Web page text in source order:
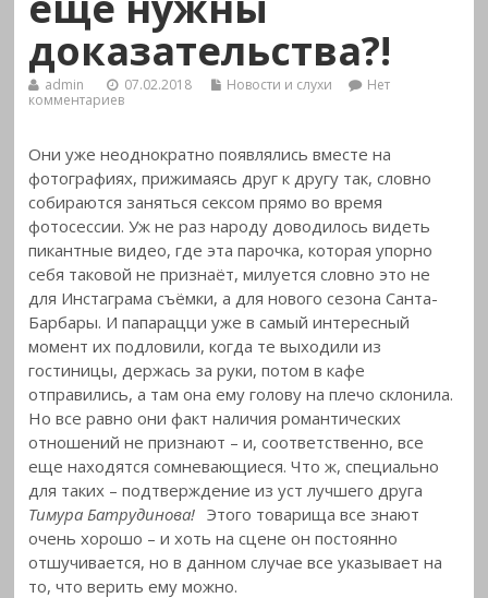
доказательства?!
admin 07.02.2018 Новости и слухи
Нет
комментариев
Они уже неоднократно появлялись вместе на
фотографиях, прижимаясь друг к другу так, словно
собираются заняться сексом прямо во время
фотосессии.Уж не раз народу доводилось видеть
пикантные видео, где эта парочка, которая упорно
себя таковой не признаёт, милуется словно это не
для Инстаграма съёмки, а для нового сезона Санта-
Барбары. И папарацци уже в самый интересный
момент их подловили, когда те выходили из
гостиницы, держась за руки, потом в кафе
отправились, а там она ему голову на плечо склонила.
Но все равно они факт наличия романтических
отношений не признают – и, соответственно, все
еще находятся сомневающиеся. Что ж, специально
для таких – подтверждение из уст лучшего друга
Тимура Батрудинова! Этого товарища все знают
очень хорошо – и хоть на сцене он постоянно
отшучивается, но в данном случае все указывает на
то, что верить ему можно.